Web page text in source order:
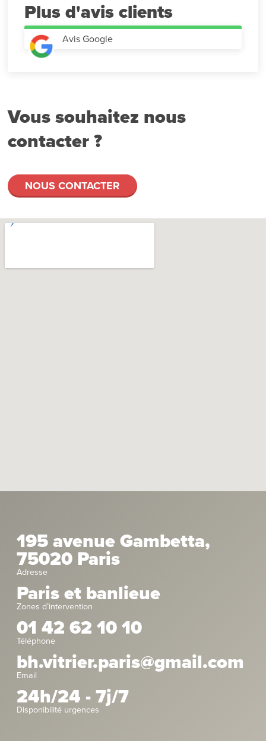
Plus d'avis
Avis Google
Vous souhaitez nous
contacter ?
NOUS CONTACTER
195 avenue Gambetta,
75020 Paris
Adresse
Paris et banlieue
Zones d’intervention
01 42 62 10 10
Téléphone
bh.vitrier.paris@gmail.com
Email
24h/24 - 7j/7
Disponibilité urgences